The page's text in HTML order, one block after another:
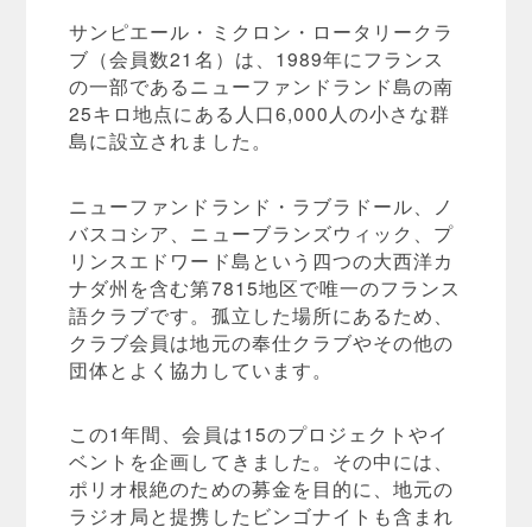
サンピエール・ミクロン・ロータリークラ
ブ（会員数21名）は、1989年にフランス
の一部であるニューファンドランド島の南
25キロ地点にある人口6,000人の小さな群
島に設立されました。
ニューファンドランド・ラブラドール、ノ
バスコシア、ニューブランズウィック、プ
リンスエドワード島という四つの大西洋カ
ナダ州を含む第7815地区で唯一のフランス
語クラブです。孤立した場所にあるため、
クラブ会員は地元の奉仕クラブやその他の
団体とよく協力しています。
この1年間、会員は15のプロジェクトやイ
ベントを企画してきました。その中には、
ポリオ根絶のための募金を目的に、地元の
ラジオ局と提携したビンゴナイトも含まれ